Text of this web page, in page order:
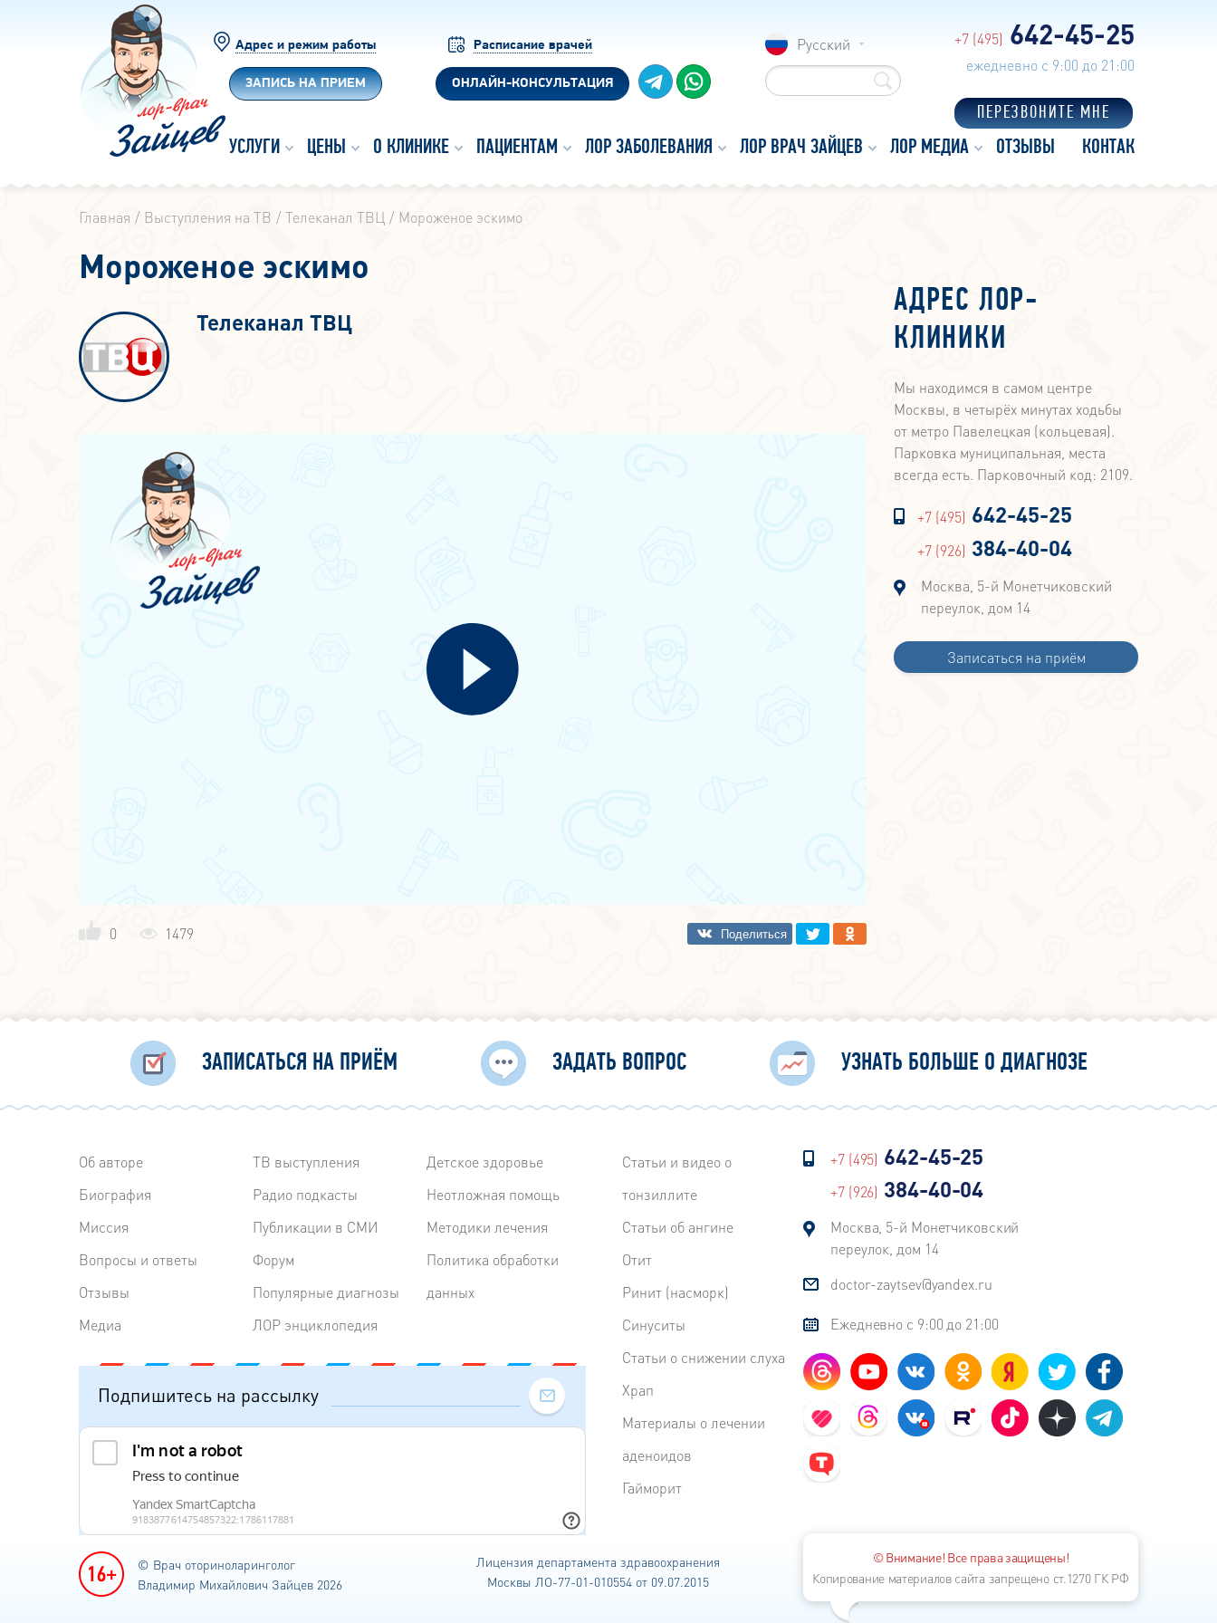
Адрес и режим работы
ЗАПИСЬ НА ПРИЕМ
Расписание врачей
ОНЛАЙН-КОНСУЛЬТАЦИЯ
Русский +7 (495) 642-45-25
ежедневно с 9:00 до 21:00
ПЕРЕЗВОНИТЕ МНЕ
УСЛУГИ ЦЕНЫ О КЛИНИКЕ ПАЦИЕНТАМ ЛОР ЗАБОЛЕВАНИЯ ЛОР ВРАЧ ЗАЙЦЕВ ЛОР МЕДИА ОТЗЫВЫ КОНТАКТЫ
Главная Выступления на ТВ Телеканал ТВЦ Мороженое эскимо
Мороженое эскимо
Телеканал ТВЦ
0 1479
АДРЕС ЛОР-
КЛИНИКИ
Мы находимся в самом центре
Москвы, в четырёх минутах ходьбы
от метро Павелецкая (кольцевая).
Парковка муниципальная, места
всегда есть. Парковочный код: 2109.
+7 (495) 642-45-25
+7 (926) 384-40-04
Москва, 5-й Монетчиковский
переулок, дом 14
Записаться на приём
ЗАПИСАТЬСЯ НА ПРИЁМ ЗАДАТЬ ВОПРОС УЗНАТЬ БОЛЬШЕ О ДИАГНОЗЕ
Об авторе
Биография
Миссия
Вопросы и ответы
Отзывы
Медиа
ТВ выступления
Радиo подкасты
Публикации в СМИ
Форум
Популярные диагнозы
ЛОР энциклопедия
Детское здоровье
Неотложная помощь
Методики лечения
Политика обработки
данных
Подпишитесь на рассылку
Статьи и видео о
тонзиллите
Статьи об ангине
Отит
Ринит (насморк)
Синуситы
Статьи о снижении слуха
Храп
Материалы о лечении
аденоидов
Гайморит
+7 (495) 642-45-25
+7 (926) 384-40-04
Москва, 5-й Монетчиковский
переулок, дом 14
doctor-zaytsev@yandex.ru
Ежедневно с 9:00 до 21:00
© Врач оториноларинголог
Владимир Михайлович Зайцев 2026
Лицензия департаментаздравоохранения
Москвы ЛО-77-01-010554 от 09.07.2015
© Внимание! Все права защищены!
Копирование материалов сайта запрещено ст.1270 ГК РФ